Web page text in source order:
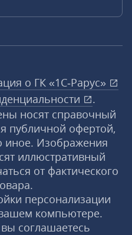
о ГК «1С‑Рарус»
.
носят справочный
публичной офертой,
иное. Изображения
иллюстративный
от фактического
персонализации
компьютере.
соглашаетесь